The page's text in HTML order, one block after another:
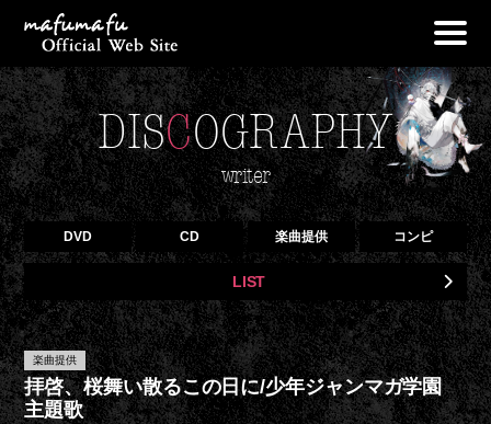
NEWS
PROFILE
LIVE
DISCOGRAPHY
OFF VOCAL
GOODS
BLOG
CONTACT
DISCOGRAPHY
writer
DVD CD 楽曲提供 コンピ
LIST
楽曲提供
拝啓、桜舞い散るこの日に/少年ジャンマガ学園
主題歌